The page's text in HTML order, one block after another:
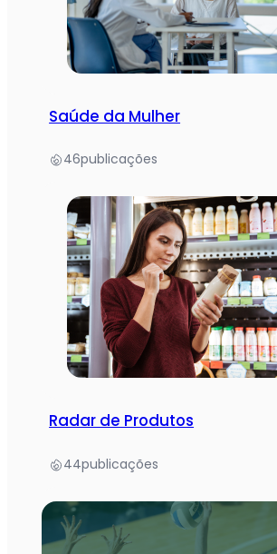
Saúde da Mulher
46publicações
Radar de Produtos
44publicações